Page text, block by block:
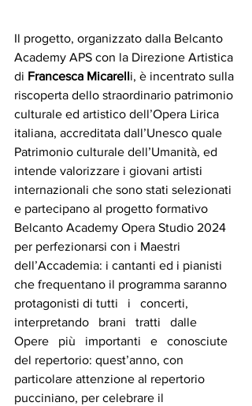
Il progetto, organizzato dalla Belcanto
Academy APS con la Direzione Artistica
di Francesca Micarelli, è incentrato sulla
riscoperta dello straordinario patrimonio
culturale ed artistico dell’Opera Lirica
italiana, accreditata dall’Unesco quale
Patrimonio culturale dell’Umanità, ed
intende valorizzare i giovani artisti
internazionali che sono stati selezionati
e partecipano al progetto formativo
Belcanto Academy Opera Studio 2024
per perfezionarsi con i Maestri
dell’Accademia: i cantanti ed i pianisti
che frequentano il programma saranno
protagonisti di tutti   i   concerti,
interpretando   brani   tratti   dalle
Opere   più   importanti   e   conosciute
del repertorio: quest’anno, con
particolare attenzione al repertorio
pucciniano, per celebrare il